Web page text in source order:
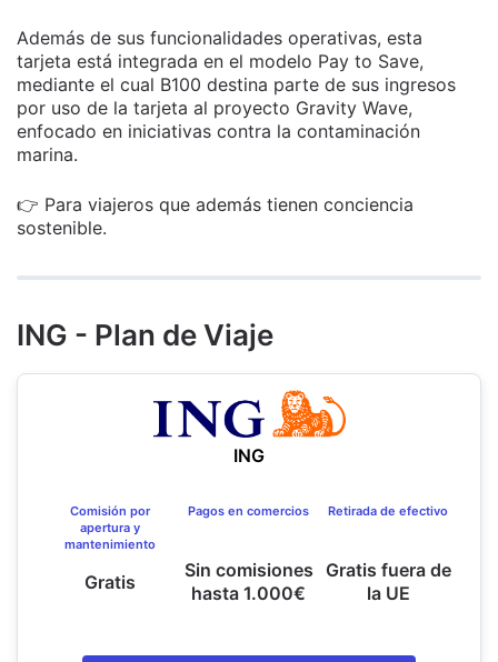
Además de sus funcionalidades operativas, esta
tarjeta está integrada en el modelo Pay to Save,
mediante el cual B100 destina parte de sus ingresos
por uso de la tarjeta al proyecto Gravity Wave,
enfocado en iniciativas contra la contaminación
marina.
👉 Para viajeros que además tienen conciencia
sostenible.
ING - Plan de Viaje
ING
Comisión por
apertura y
mantenimiento
Gratis
Pagos en comercios
Sin comisiones
hasta 1.000€
Retirada de efectivo
Gratis fuera de
la UE